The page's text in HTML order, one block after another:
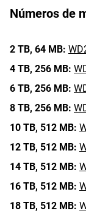
Números de
2 TB, 64 MB:
4 TB, 256 MB:
6 TB, 256 MB:
8 TB, 256 MB:
10 TB, 512 MB:
12 TB, 512 MB:
14 TB, 512 MB:
16 TB, 512 MB:
18 TB, 512 MB: